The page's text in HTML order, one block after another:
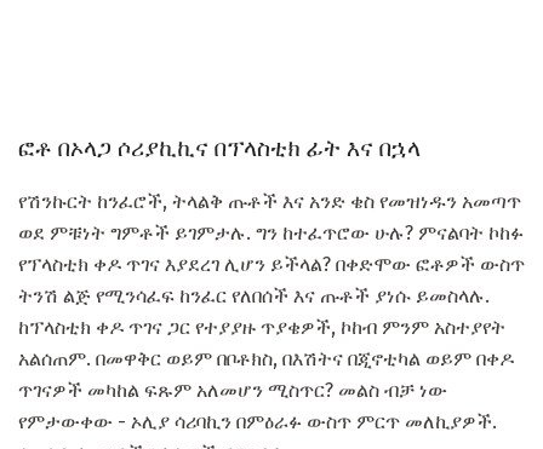
ፎቶ በኦላጋ ሶሪያኪኪና በፕላስቲክ ፊት እና በኋላ
የሽንኩርት ከንፈሮች, ትላልቅ ጡቶች እና አንድ ቄስ የመዝነዱን አመጣጥ
ወደ ምቹነት ግምቶች ይገምታሉ. ግን ከተፈጥሮው ሁሉ? ምናልባት ኮከፉ
የፕላስቲክ ቀዶ ጥገና እያደረገ ሊሆን ይችላል? በቀድሞው ፎቶዎች ውስጥ
ትንሽ ልጅ የሚንሳፈፍ ከንፈር የለበሰች እና ጡቶች ያነሱ ይመስላሉ.
ከፕላስቲክ ቀዶ ጥገና ጋር የተያያዙ ጥያቄዎች, ኮከብ ምንም አስተያየት
አልሰጠም. በመዋቅር ወይም በቦቶክስ, በእሽትና በጂኖቲካል ወይም በቀዶ
ጥገናዎች መካከል ፍጹም አለመሆን ሚስጥር? መልስ ብቻ ነው
የምታውቀው - ኦሊያ ሳሪባኪን በምዕራፉ ውስጥ ምርጥ መለኪያዎች.